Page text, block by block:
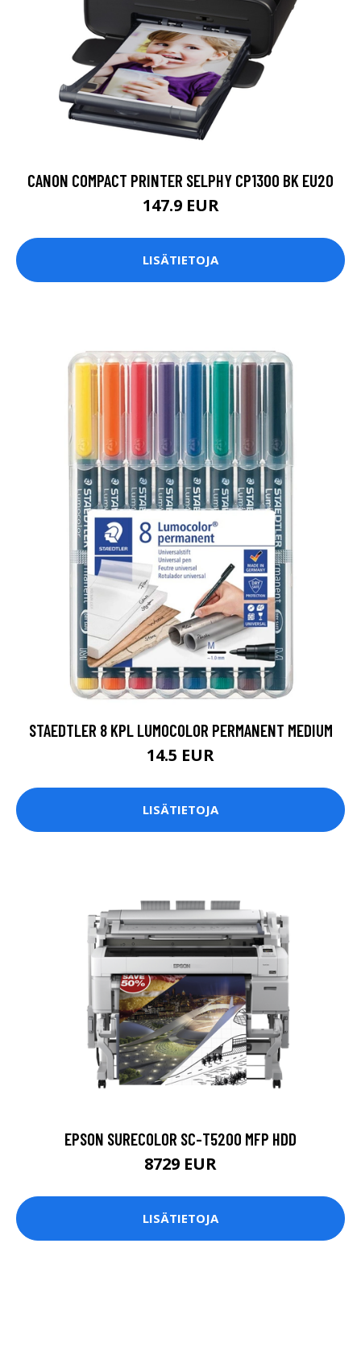
CANON COMPACT PRINTER SELPHY CP1300 BK EU20
147.9 EUR
LISÄTIETOJA
STAEDTLER 8 KPL LUMOCOLOR PERMANENT MEDIUM
14.5 EUR
LISÄTIETOJA
EPSON SURECOLOR SC-T5200 MFP HDD
8729 EUR
LISÄTIETOJA